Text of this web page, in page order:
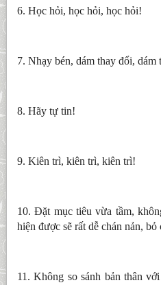
6. Học hỏi, học hỏi, học hỏi!
7. Nhạy bén, dám thay đổi, dám
8. Hãy tự tin!
9. Kiên trì, kiên trì, kiên trì!
10. Đặt mục tiêu vừa tầm,
hiện được sẽ rất dễ chán nản, bỏ
11. Không so sánh bản thân